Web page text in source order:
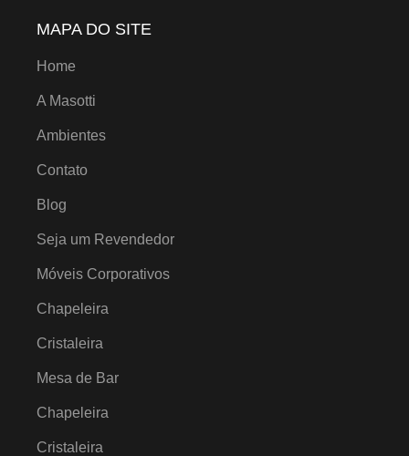
MAPA DO SITE
Home
A Masotti
Ambientes
Contato
Blog
Seja um Revendedor
Móveis Corporativos
Chapeleira
Cristaleira
Mesa de Bar
Chapeleira
Cristaleira